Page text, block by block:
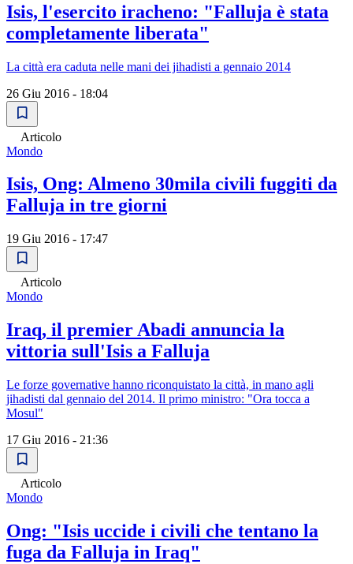
Isis, l'esercito iracheno: "Falluja è stata
completamente liberata"
La città era caduta nelle mani dei jihadisti a gennaio 2014
26 Giu 2016 - 18:04
Articolo
Mondo
Isis, Ong: Almeno 30mila civili fuggiti da
Falluja in tre giorni
19 Giu 2016 - 17:47
Articolo
Mondo
Iraq, il premier Abadi annuncia la
vittoria sull'Isis a Falluja
Le forze governative hanno riconquistato la città, in mano agli
jihadisti dal gennaio del 2014. Il primo ministro: "Ora tocca a
Mosul"
17 Giu 2016 - 21:36
Articolo
Mondo
Ong: "Isis uccide i civili che tentano la
fuga da Falluja in Iraq"